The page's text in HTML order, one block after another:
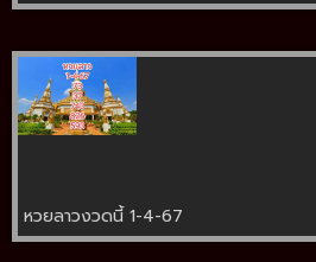
หวยลาวงวดนี้ 1-4-67